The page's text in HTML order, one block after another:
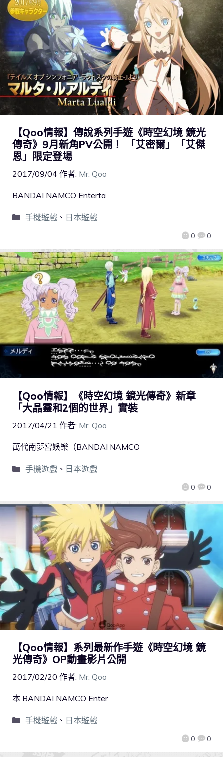
【Qoo情報】傳說系列手遊《時空幻境 鏡光
傳奇》9月新角PV公開！ 「艾密爾」「艾傑
恩」限定登場
2017/09/04 作者: Mr. Qoo
0 0
BANDAI NAMCO Enterta
手機遊戲、 日本遊戲
【Qoo情報】《時空幻境 鏡光傳奇》新章
「大晶靈和2個的世界」實裝
2017/04/21 作者: Mr. Qoo
0 0
萬代南夢宮娛樂（BANDAI NAMCO
手機遊戲、 日本遊戲
【Qoo情報】系列最新作手遊《時空幻境 鏡
光傳奇》OP動畫影片公開
2017/02/20 作者: Mr. Qoo
0 0
本 BANDAI NAMCO Enter
手機遊戲、 日本遊戲